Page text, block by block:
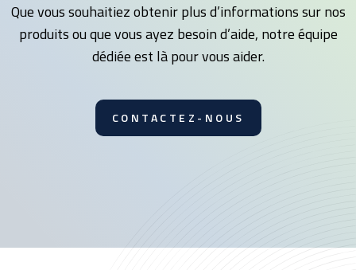
Que vous souhaitiez obtenir plus d’informations sur nos
produits ou que vous ayez besoin d’aide, notre équipe
dédiée est là pour vous aider.
CONTACTEZ-NOUS